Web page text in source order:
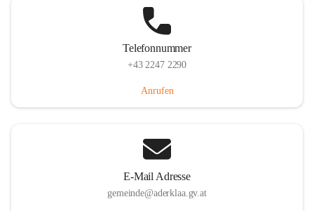
Telefonnummer
+43 2247 2290
Anrufen
E-Mail Adresse
gemeinde@aderklaa.gv.at